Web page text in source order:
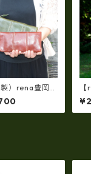
）rena豊岡
ナブルレザ
ザボタニカ 牛
ドファスナー
t】
染
ダ